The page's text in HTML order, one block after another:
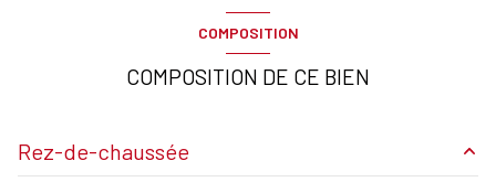
COMPOSITION
COMPOSITION DE CE BIEN
Rez-de-chaussée